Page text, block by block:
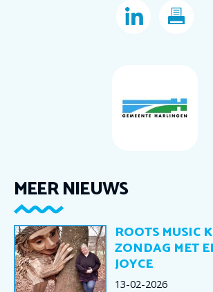
MEER NIEUWS
ROOTS MUSIC
ZONDAG MET
JOYCE
13-02-2026